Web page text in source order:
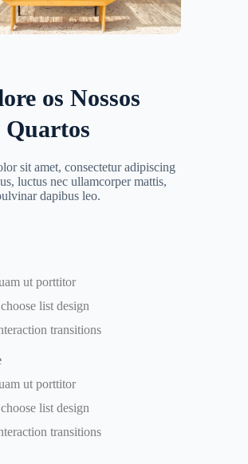
os Nossos
Quartos
sit amet, consectetur adipiscing
luctus nec ullamcorper mattis,
dapibus leo.
ut porttitor
list design
transitions
ut porttitor
list design
transitions